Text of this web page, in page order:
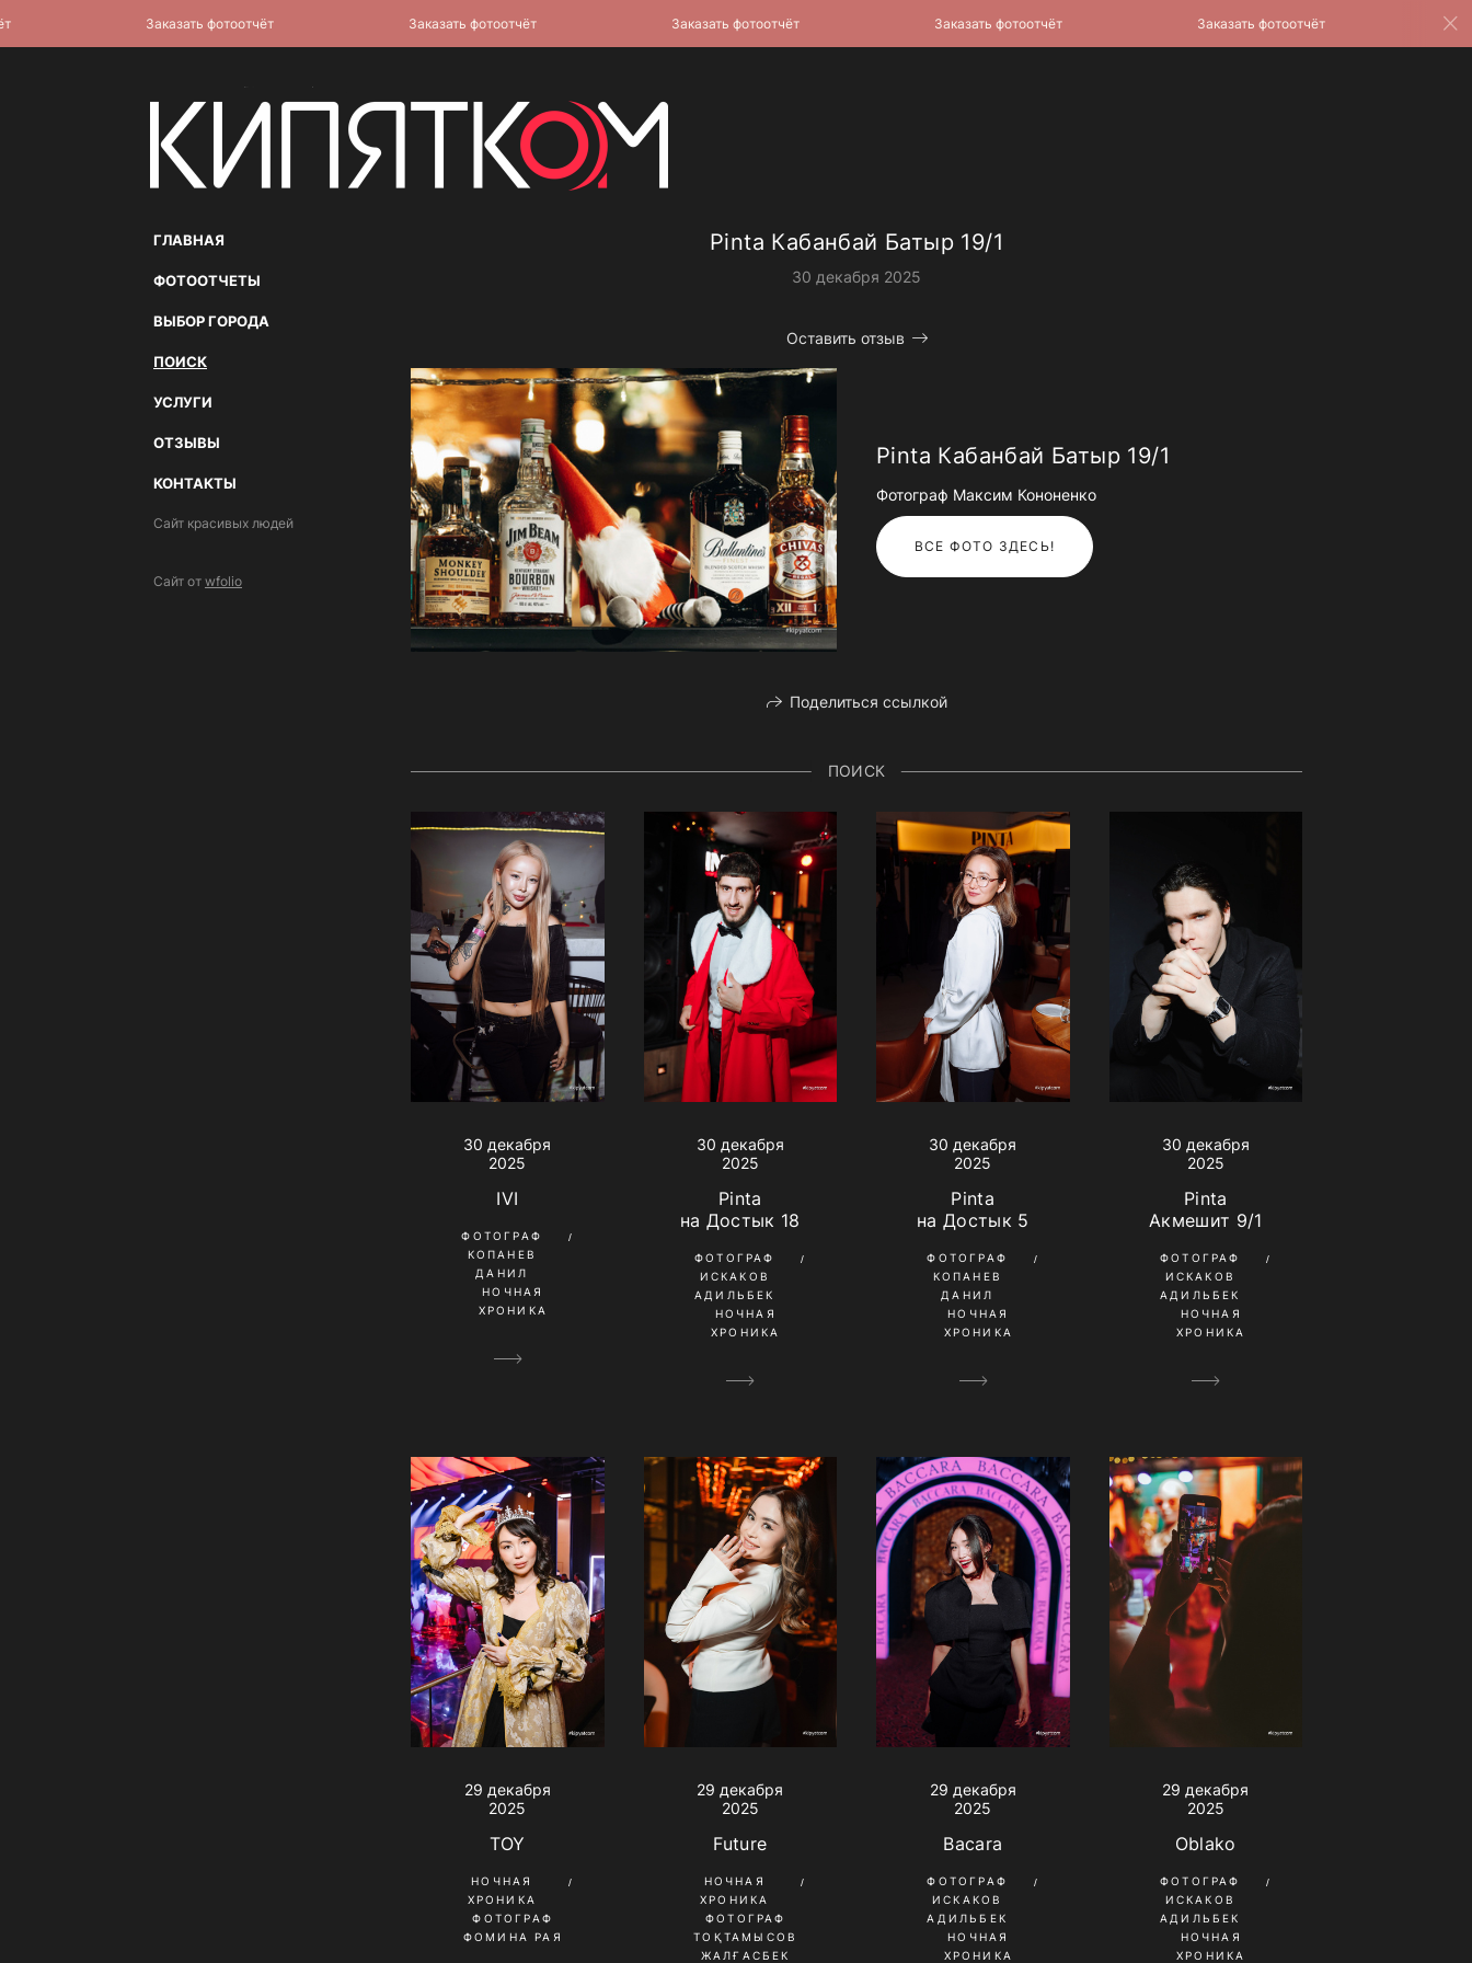
ГЛАВНАЯ
ФОТООТЧЕТЫ
ВЫБОР ГОРОДА
ПОИСК
УСЛУГИ
ОТЗЫВЫ
КОНТАКТЫ
Сайт красивых людей
Сайт от wfolio
Pinta Кабанбай Батыр 19/1
30 декабря 2025
Оставить отзыв
Pinta Кабанбай Батыр 19/1
Фотограф Максим Кононенко
ВСЕ ФОТО ЗДЕСЬ!
Поделиться ссылкой
ПОИСК
30 декабря
2025
IVI
ФОТОГРАФ
КОПАНЕВ
ДАНИЛ
НОЧНАЯ
ХРОНИКА
30 декабря
2025
Pinta
на Достык 18
ФОТОГРАФ
ИСКАКОВ
АДИЛЬБЕК
НОЧНАЯ
ХРОНИКА
30 декабря
2025
Pinta
на Достык 5
ФОТОГРАФ
КОПАНЕВ
ДАНИЛ
НОЧНАЯ
ХРОНИКА
30 декабря
2025
Pinta
Акмешит 9/1
ФОТОГРАФ
ИСКАКОВ
АДИЛЬБЕК
НОЧНАЯ
ХРОНИКА
29 декабря
2025
TOY
НОЧНАЯ
ХРОНИКА
ФОТОГРАФ
ФОМИНА РАЯ
29 декабря
2025
Future
НОЧНАЯ
ХРОНИКА
ФОТОГРАФ
ТОҚТАМЫСОВ
ЖАЛҒАСБЕК
29 декабря
2025
Bacara
ФОТОГРАФ
ИСКАКОВ
АДИЛЬБЕК
НОЧНАЯ
ХРОНИКА
29 декабря
2025
Oblako
ФОТОГРАФ
ИСКАКОВ
АДИЛЬБЕК
НОЧНАЯ
ХРОНИКА
Заказать фотоотчёт Заказать фотоотчёт Заказать фотоотчёт Заказать фотоотчёт Заказать фотоотчёт